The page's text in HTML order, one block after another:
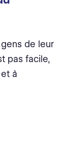
gens de leur
pas facile,
à